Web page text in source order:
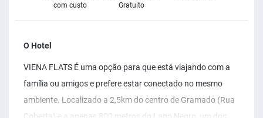
com custo
Gratuito
O Hotel
VIENA FLATS É uma opção para que está viajando com a
família ou amigos e prefere estar conectado no mesmo
ambiente. Localizado a 2,5km do centro de Gramado (Rua